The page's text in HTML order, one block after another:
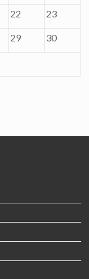
22 23
29 30